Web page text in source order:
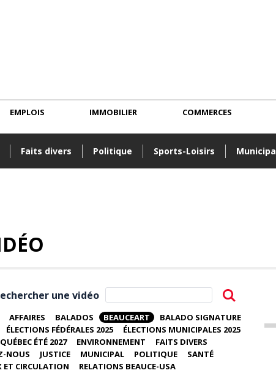
Faits divers Politique Sports-Loisirs
EMPLOIS IMMOBILIER COMMERCES
une vidéo
AFFAIRES BALADOS BEAUCEART
BALADO SIGNATURE
ÉLECTIONS FÉDÉRALES 2025
ÉLECTIONS MUNICIPALES 2025
ÉTÉ 2027 ENVIRONNEMENT
FAITS DIVERS
NOUS JUSTICE MUNICIPAL POLITIQUE
SANTÉ
ET CIRCULATION RELATIONS BEAUCE-USA